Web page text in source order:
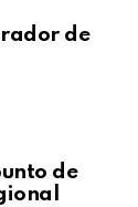
de
de